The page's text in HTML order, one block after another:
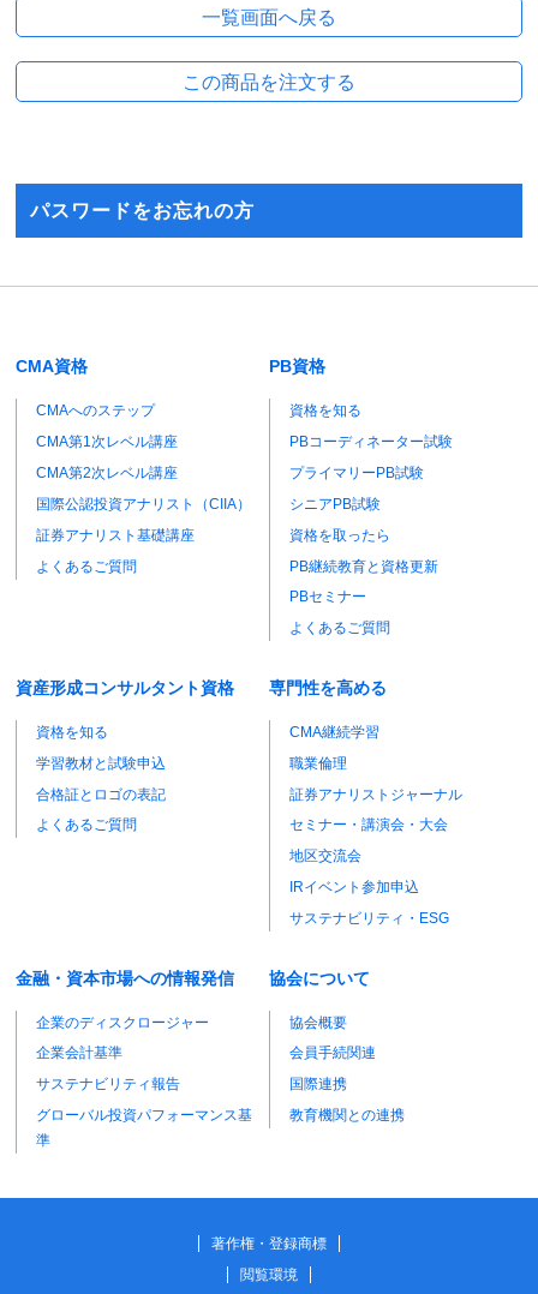
パスワードをお忘れの方
CMA資格
CMAへのステップ
CMA第1次レベル講座
CMA第2次レベル講座
国際公認投資アナリスト（CIIA）
証券アナリスト基礎講座
よくあるご質問
PB資格
資格を知る
PBコーディネーター試験
プライマリーPB試験
シニアPB試験
資格を取ったら
PB継続教育と資格更新
PBセミナー
よくあるご質問
資産形成コンサルタント資格
資格を知る
学習教材と試験申込
合格証とロゴの表記
よくあるご質問
専門性を高める
CMA継続学習
職業倫理
証券アナリストジャーナル
セミナー・講演会・大会
地区交流会
IRイベント参加申込
サステナビリティ・ESG
金融・資本市場への情報発信
企業のディスクロージャー
企業会計基準
サステナビリティ報告
グローバル投資パフォーマンス基
準
協会について
協会概要
会員手続関連
国際連携
教育機関との連携
著作権・登録商標
閲覧環境